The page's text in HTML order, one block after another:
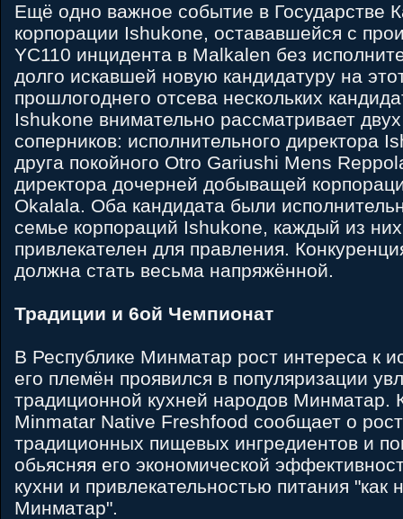
Ещё одно важное событие в Государстве
корпорации Ishukone, остававшейся с
YC110 инцидента в Malkalen без
долго искавшей новую кандидатуру на
прошлогоднего отсева нескольких
Ishukone внимательно рассматривает
соперников: исполнительного директора
друга покойного Otro Gariushi Mens
директора дочерней добыващей
Okalala. Оба кандидата были
семье корпораций Ishukone, каждый из
привлекателен для правления.
должна стать весьма напряжённой.
Традиции и 6ой Чемпионат
В Республике Минматар рост интереса к
его племён проявился в популяризации
традиционной кухней народов Минматар.
Minmatar Native Freshfood сообщает о
традиционных пищевых ингредиентов и
обьясняя его экономической
кухни и привлекательностью питания "как
Минматар".